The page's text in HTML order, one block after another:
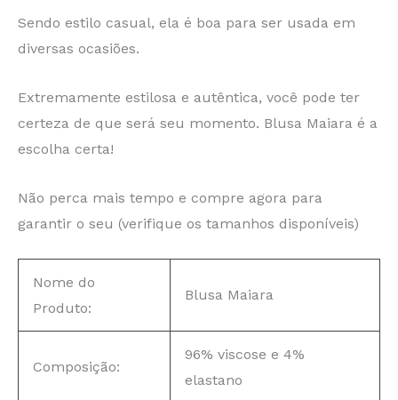
Sendo estilo casual, ela é boa para ser usada em
diversas ocasiões.
Extremamente estilosa e autêntica, você pode ter
certeza de que será seu momento. Blusa Maiara é a
escolha certa!
Não perca mais tempo e compre agora para
garantir o seu (verifique os tamanhos disponíveis)
Nome do
Produto:
Blusa Maiara
Composição:
96% viscose e 4%
elastano